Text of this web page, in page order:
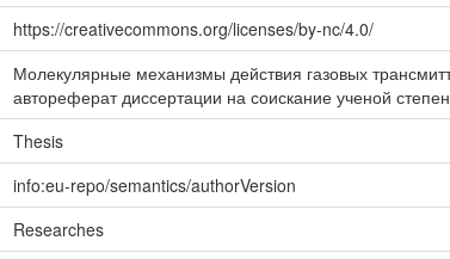
https://creativecommons.org/licenses/by-nc/4.0/
Молекулярные механизмы действия газовых
автореферат диссертации на соискание ученой
Thesis
info:eu-repo/semantics/authorVersion
Researches